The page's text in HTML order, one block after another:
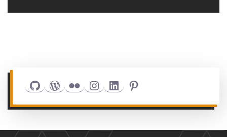
GithubWordPress
FlickrInstagram
LinkedInPinterest